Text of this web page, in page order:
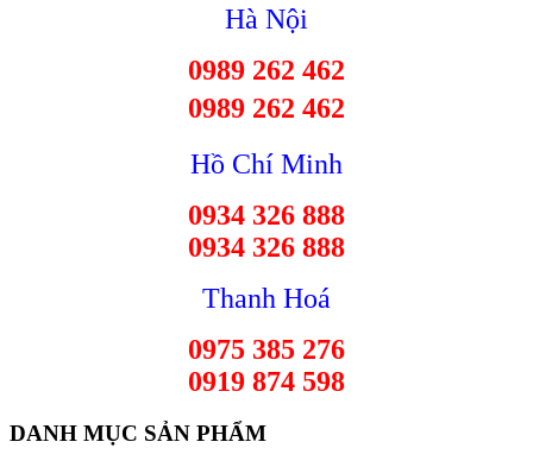
Hà Nội
0989 262 462
0989 262 462
Hồ Chí Minh
0934 326 888
0934 326 888
Thanh Hoá
0975 385 276
0919 874 598
DANH MỤC SẢN PHẨM